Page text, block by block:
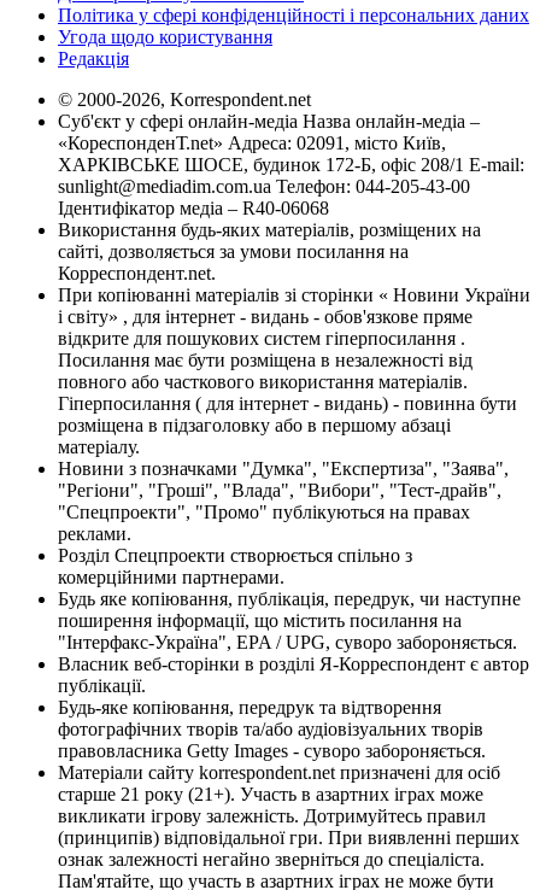
Політика у сфері конфіденційності і персональних даних
Угода щодо користування
Редакція
© 2000-2026, Korrespondent.net
Суб'єкт у сфері онлайн-медіа Назва онлайн-медіа –
«КореспонденТ.net» Адреса: 02091, місто Київ,
ХАРКІВСЬКЕ ШОСЕ, будинок 172-Б, офіс 208/1 E-mail:
sunlight@mediadim.com.ua Телефон: 044-205-43-00
Ідентифікатор медіа – R40-06068
Використання будь-яких матеріалів, розміщених на
сайті, дозволяється за умови посилання на
Корреспондент.net.
При копіюванні матеріалів зі сторінки « Новини України
і світу» , для інтернет - видань - обов'язкове пряме
відкрите для пошукових систем гіперпосилання .
Посилання має бути розміщена в незалежності від
повного або часткового використання матеріалів.
Гіперпосилання ( для інтернет - видань) - повинна бути
розміщена в підзаголовку або в першому абзаці
матеріалу.
Новини з позначками "Думка", "Експертиза", "Заява",
"Регіони", "Гроші", "Влада", "Вибори", "Тест-драйв",
"Спецпроекти", "Промо" публікуються на правах
реклами.
Розділ Спецпроекти створюється спільно з
комерційними партнерами.
Будь яке копіювання, публікація, передрук, чи наступне
поширення інформації, що містить посилання на
"Інтерфакс-Україна", EPA / UPG, суворо забороняється.
Власник веб-сторінки в розділі Я-Корреспондент є автор
публікації.
Будь-яке копіювання, передрук та відтворення
фотографічних творів та/або аудіовізуальних творів
правовласника Getty Images - суворо забороняється.
Матеріали сайту korrespondent.net призначені для осіб
старше 21 року (21+). Участь в азартних іграх може
викликати ігрову залежність. Дотримуйтесь правил
(принципів) відповідальної гри. При виявленні перших
ознак залежності негайно зверніться до спеціаліста.
Пам'ятайте, що участь в азартних іграх не може бути